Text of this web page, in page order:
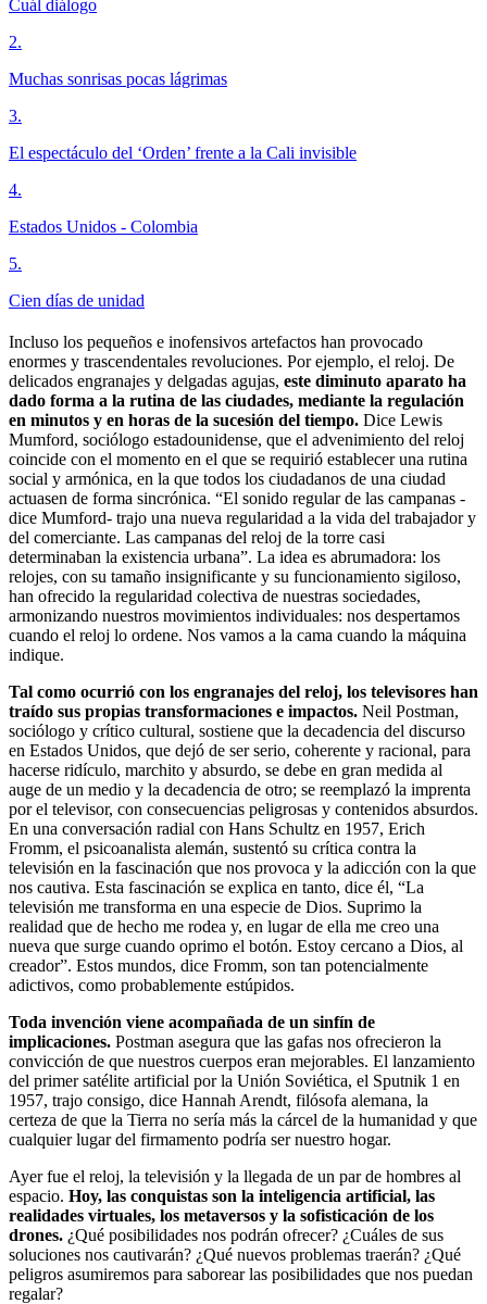
Cuál diálogo
2.
Muchas sonrisas pocas lágrimas
3.
El espectáculo del ‘Orden’ frente a la Cali invisible
4.
Estados Unidos - Colombia
5.
Cien días de unidad
Incluso los pequeños e inofensivos artefactos han provocado
enormes y trascendentales revoluciones. Por ejemplo, el reloj. De
delicados engranajes y delgadas agujas, este diminuto aparato ha
dado forma a la rutina de las ciudades, mediante la regulación
en minutos y en horas de la sucesión del tiempo. Dice Lewis
Mumford, sociólogo estadounidense, que el advenimiento del reloj
coincide con el momento en el que se requirió establecer una rutina
social y armónica, en la que todos los ciudadanos de una ciudad
actuasen de forma sincrónica. “El sonido regular de las campanas -
dice Mumford- trajo una nueva regularidad a la vida del trabajador y
del comerciante. Las campanas del reloj de la torre casi
determinaban la existencia urbana”. La idea es abrumadora: los
relojes, con su tamaño insignificante y su funcionamiento sigiloso,
han ofrecido la regularidad colectiva de nuestras sociedades,
armonizando nuestros movimientos individuales: nos despertamos
cuando el reloj lo ordene. Nos vamos a la cama cuando la máquina
indique.
Tal como ocurrió con los engranajes del reloj, los televisores han
traído sus propias transformaciones e impactos. Neil Postman,
sociólogo y crítico cultural, sostiene que la decadencia del discurso
en Estados Unidos, que dejó de ser serio, coherente y racional, para
hacerse ridículo, marchito y absurdo, se debe en gran medida al
auge de un medio y la decadencia de otro; se reemplazó la imprenta
por el televisor, con consecuencias peligrosas y contenidos absurdos.
En una conversación radial con Hans Schultz en 1957, Erich
Fromm, el psicoanalista alemán, sustentó su crítica contra la
televisión en la fascinación que nos provoca y la adicción con la que
nos cautiva. Esta fascinación se explica en tanto, dice él, “La
televisión me transforma en una especie de Dios. Suprimo la
realidad que de hecho me rodea y, en lugar de ella me creo una
nueva que surge cuando oprimo el botón. Estoy cercano a Dios, al
creador”. Estos mundos, dice Fromm, son tan potencialmente
adictivos, como probablemente estúpidos.
Toda invención viene acompañada de un sinfín de
implicaciones. Postman asegura que las gafas nos ofrecieron la
convicción de que nuestros cuerpos eran mejorables. El lanzamiento
del primer satélite artificial por la Unión Soviética, el Sputnik 1 en
1957, trajo consigo, dice Hannah Arendt, filósofa alemana, la
certeza de que la Tierra no sería más la cárcel de la humanidad y que
cualquier lugar del firmamento podría ser nuestro hogar.
Ayer fue el reloj, la televisión y la llegada de un par de hombres al
espacio. Hoy, las conquistas son la inteligencia artificial, las
realidades virtuales, los metaversos y la sofisticación de los
drones. ¿Qué posibilidades nos podrán ofrecer? ¿Cuáles de sus
soluciones nos cautivarán? ¿Qué nuevos problemas traerán? ¿Qué
peligros asumiremos para saborear las posibilidades que nos puedan
regalar?